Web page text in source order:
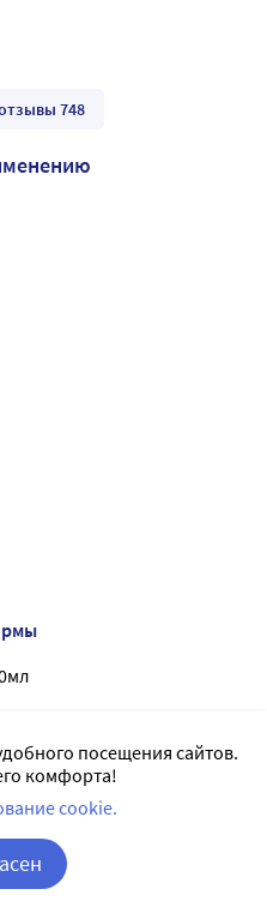
748
(ANAGELINE®), Glycerin,
Hydrolyzed Collagen
Lupulus (Hops) Cone
посещения сайтов.
комфорта!
cookie.